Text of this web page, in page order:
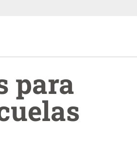
para